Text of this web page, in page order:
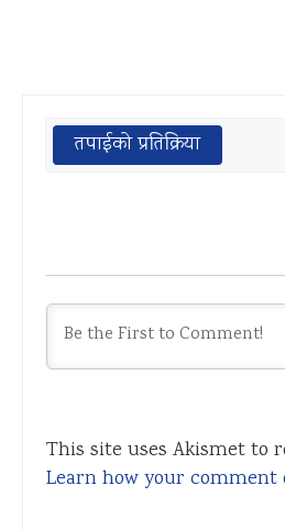
तपाईको प्रतिक्रिया
This site uses Akismet to
Learn how your comment